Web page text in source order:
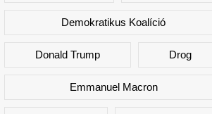
Demokratikus Koalíció
Donald Trump Drog
Emmanuel Macron